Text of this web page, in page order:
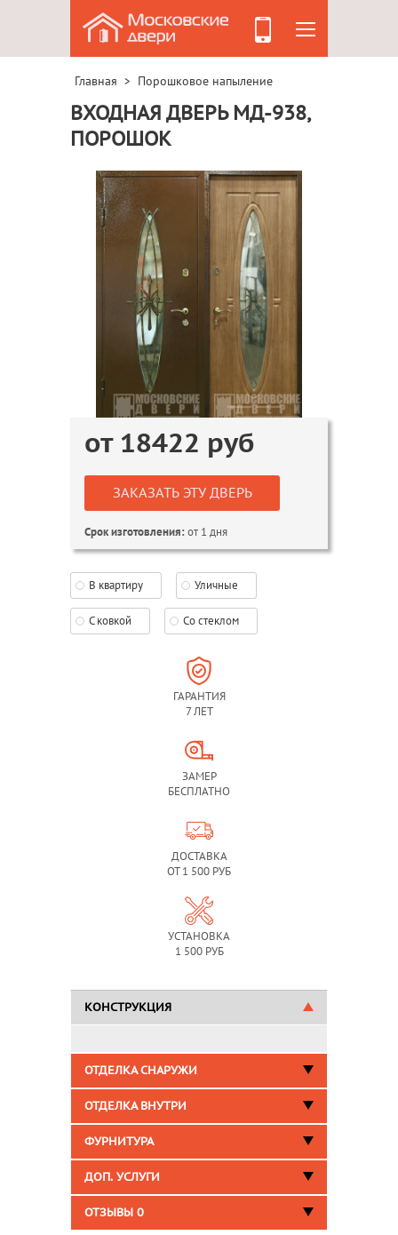
Главная > Порошковое напыление
ВХОДНАЯ ДВЕРЬ МД-938,
ПОРОШОК
от 18422 руб
ЗАКАЗАТЬ ЭТУ ДВЕРЬ
Срок изготовления:от 1 дня
В квартиру Уличные
С ковкой Со стеклом
ГАРАНТИЯ
7 ЛЕТ
ЗАМЕР
БЕСПЛАТНО
ДОСТАВКА
ОТ 1 500 РУБ
УСТАНОВКА
1 500 РУБ
КОНСТРУКЦИЯ
ОТДЕЛКА СНАРУЖИ
ОТДЕЛКА ВНУТРИ
ФУРНИТУРА
ДОП. УСЛУГИ
ОТЗЫВЫ 0